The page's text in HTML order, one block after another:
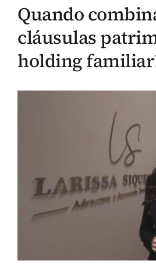
Quando
cláusulas
holding